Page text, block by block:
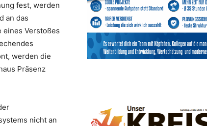
fest, werden
an das
eines Verstoßes
werden die
Präsenz
nicht an